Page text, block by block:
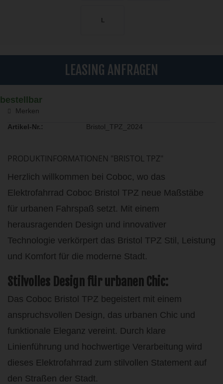
L
LEASING ANFRAGEN
bestellbar
Merken
Artikel-Nr.:
Bristol_TPZ_2024
PRODUKTINFORMATIONEN "BRISTOL TPZ"
Herzlich willkommen bei Coboc, wo das
Elektrofahrrad Coboc Bristol TPZ neue Maßstäbe
für urbanen Fahrspaß setzt. Mit einem
herausragenden Design und innovativer
Technologie verkörpert das Bristol TPZ Stil, Leistung
und Komfort für die moderne Stadt.
Stilvolles Design für urbanen Chic:
Das Coboc Bristol TPZ begeistert mit einem
anspruchsvollen Design, das urbanen Chic und
funktionale Eleganz vereint. Durch klare
Linienführung und hochwertige Verarbeitung wird
dieses Elektrofahrrad zum stilvollen Statement auf
den Straßen der Stadt.